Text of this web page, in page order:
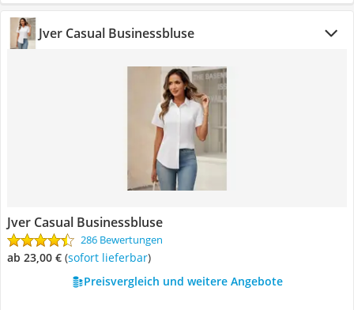
Jver Casual Businessbluse
Jver Casual Businessbluse
286 Bewertungen
ab 23,00 € ( Sofort lieferbar)
Preisvergleich und weitere Angebote